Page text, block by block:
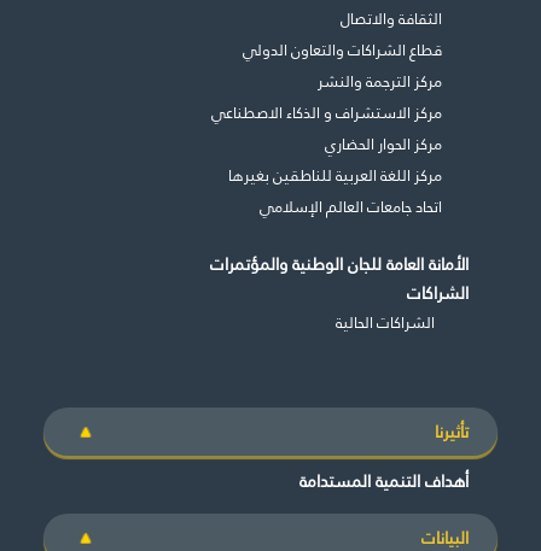
الثقافة والاتصال
قطاع الشراكات والتعاون الدولي
مركز الترجمة والنشر
مركز الاستشراف و الذكاء الاصطناعي
مركز الحوار الحضاري
مركز اللغة العربية للناطقين بغيرها
اتحاد جامعات العالم الإسلامي
الأمانة العامة للجان الوطنية والمؤتمرات
الشراكات
الشراكات الحالية
تأثيرنا
أهداف التنمية المستدامة
البيانات